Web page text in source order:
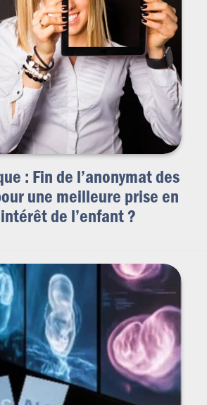
: Fin de l’anonymat des
une meilleure prise en
de l’enfant ?